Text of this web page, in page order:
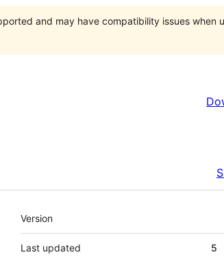
and may have compatibility issues when
Meta
Version
Last updated 5